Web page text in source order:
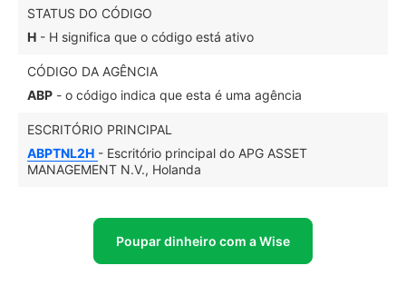
STATUS DO CÓDIGO
H - H significa que o código está ativo
CÓDIGO DA AGÊNCIA
ABP - o código indica que esta é uma agência
ESCRITÓRIO PRINCIPAL
ABPTNL2H - Escritório principal do APG ASSET
MANAGEMENT N.V., Holanda
Poupar dinheiro com a Wise